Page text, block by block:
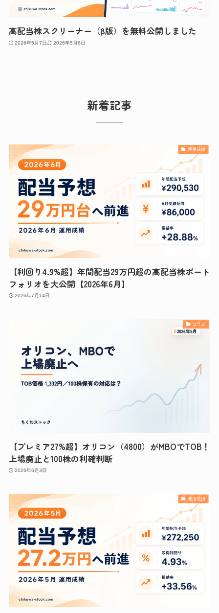
高配当株スクリーナー（β版）を無料公開しました
2026年5月7日 2026年5月8日
新着記事
運用成績
【利回り4.9%超】年間配当29万円超の高配当株ポート
フォリオを大公開【2026年6月】
2026年7月14日
コラム
【プレミア27%超】オリコン（4800）がMBOでTOB！
上場廃止と100株の利確判断
2026年6月3日
運用成績